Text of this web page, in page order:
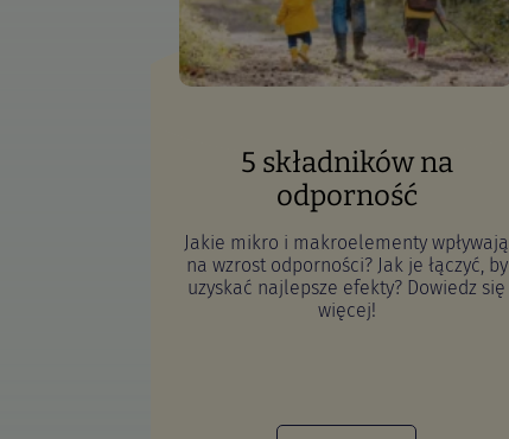
5 składników na
odporność
Jakie mikro i makroelementy wpływają
na wzrost odporności? Jak je łączyć, by
uzyskać najlepsze efekty? Dowiedz się
więcej!